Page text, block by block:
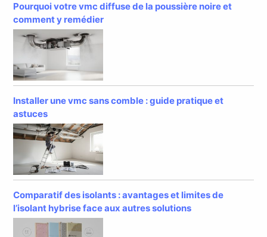
Pourquoi votre vmc diffuse de la poussière noire et
comment y remédier
Installer une vmc sans comble : guide pratique et
astuces
Comparatif des isolants : avantages et limites de
l’isolant hybrise face aux autres solutions